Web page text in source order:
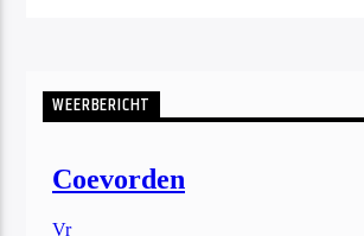
WEERBERICHT